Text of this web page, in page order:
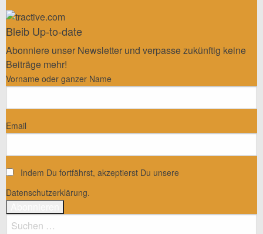
Bleib Up-to-date
Abonniere unser Newsletter und verpasse zukünftig keine
Beiträge mehr!
Vorname oder ganzer Name
Email
Indem Du fortfährst, akzeptierst Du unsere
Datenschutzerklärung.
Suchen